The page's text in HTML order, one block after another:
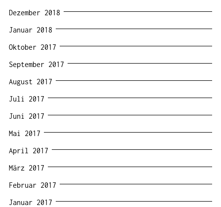
Dezember 2018
Januar 2018
Oktober 2017
September 2017
August 2017
Juli 2017
Juni 2017
Mai 2017
April 2017
März 2017
Februar 2017
Januar 2017